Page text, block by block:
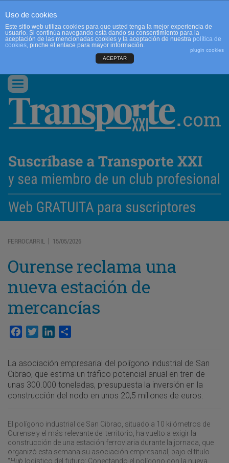
CONTACTO
Conmutar
navegación
FERROCARRIL | 15/05/2026
Ourense reclama una
nueva estación de
mercancías
Facebook
TwitterLinkedIn
La asociación empresarial del polígono industrial de San
Cibrao, que estima un tráfico potencial anual en tren de
unas 300.000 toneladas, presupuesta la inversión en la
construcción del nodo en unos 20,5 millones de euros.
El polígono industrial de San Cibrao, situado a 10 kilómetros de
Ourense y el más relevante del territorio, ha vuelto a exigir la
construcción de una estación ferroviaria durante la jornada, que
organizó esta semana su asociación empresarial, bajo el título
“Hub logístico del futuro: Conectando el polígono con la nueva
Uso de cookies
Este sitio web utiliza cookies para que usted tenga la mejor experiencia de
usuario. Si continúa navegando está dando su consentimiento para la
aceptación de las mencionadas cookies y la aceptación de nuestra política de
cookies, pinche el enlace para mayor información.
plugin cookies
ACEPTAR